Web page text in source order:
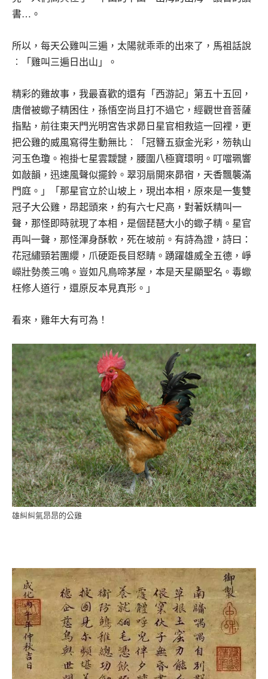
書…。
所以，每天公雞叫三遍，太陽就乖乖的出來了，馬祖話說
︰「雞叫三遍日出山」。
精彩的雞故事，我最喜歡的還有「西游記」第五十五回，
唐僧被蠍子精困住，孫悟空尚且打不過它，經觀世音菩薩
指點，前往東天門光明宮告求昴日星官相救這一回裡，更
把公雞的威風寫得生動無比︰「冠簪五嶽金光彩，笏執山
河玉色瓊。袍掛七星雲靉靆，腰圍八極寶環明。叮噹珮響
如敲韻，迅速風聲似擺鈴。翠羽扇開來昴宿，天香飄襲滿
門庭。」「那星官立於山坡上，現出本相，原來是一隻雙
冠子大公雞，昂起頭來，約有六七尺高，對著妖精叫一
聲，那怪即時就現了本相，是個琵琶大小的蠍子精。星官
再叫一聲，那怪渾身酥軟，死在坡前。有詩為證，詩曰：
花冠繡頸若團纓，爪硬距長目怒睛。踴躍雄威全五德，崢
嶸壯勢羨三鳴。豈如凡鳥啼茅屋，本是天星顯聖名。毒蠍
枉修人道行，還原反本見真形。」
看來，雞年大有可為！
雄糾糾氣昂昂的公雞